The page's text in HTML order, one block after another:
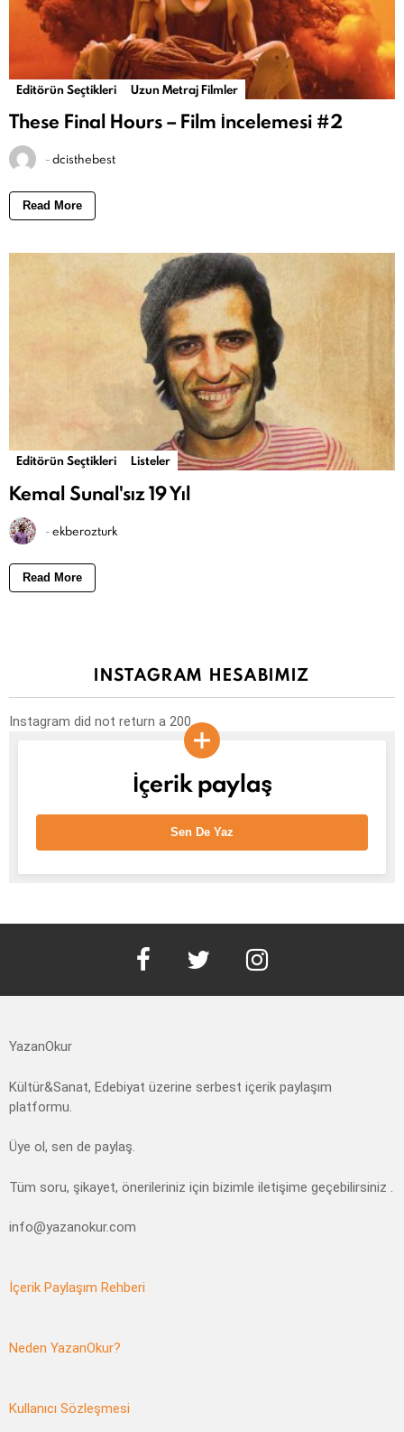
Editörün Seçtikleri Uzun Metraj Filmler
These Final Hours – Film İncelemesi #2
-dcisthebest
Read More
Editörün Seçtikleri Listeler
Kemal Sunal'sız 19 Yıl
-ekberozturk
Read More
INSTAGRAM HESABIMIZ
Instagram did not return a 200.
İçerik paylaş
Sen De Yaz
YazanOkur
Kültür&Sanat, Edebiyat üzerine serbest içerik paylaşım
platformu.
Üye ol, sen de paylaş.
Tüm soru, şikayet, önerileriniz için bizimle iletişime geçebilirsiniz .
info@yazanokur.com
İçerik Paylaşım Rehberi
Neden YazanOkur?
Kullanıcı Sözleşmesi